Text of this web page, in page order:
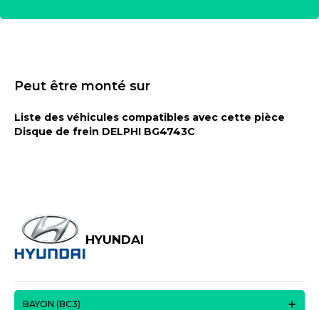
Peut être monté sur
Liste des véhicules compatibles avec cette pièce
Disque de frein DELPHI BG4743C
HYUNDAI
BAYON (BC3)